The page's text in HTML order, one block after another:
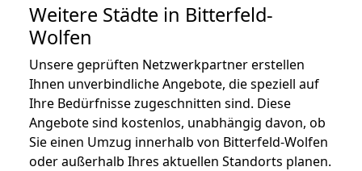
Weitere Städte in Bitterfeld-
Wolfen
Unsere geprüften Netzwerkpartner erstellen
Ihnen unverbindliche Angebote, die speziell auf
Ihre Bedürfnisse zugeschnitten sind. Diese
Angebote sind kostenlos, unabhängig davon, ob
Sie einen Umzug innerhalb von Bitterfeld-Wolfen
oder außerhalb Ihres aktuellen Standorts planen.